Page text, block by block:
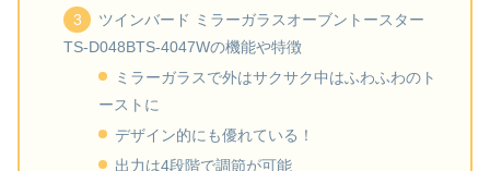
ツインバード ミラーガラスオーブントースター
TS-D048BTS-4047Wの機能や特徴
ミラーガラスで外はサクサク中はふわふわのト
ーストに
デザイン的にも優れている！
出力は4段階で調節が可能